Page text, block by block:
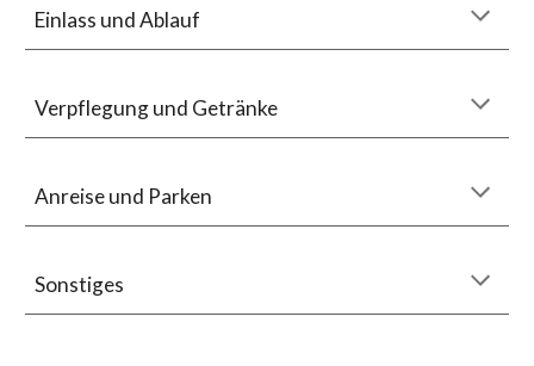
Einlass und Ablauf
Verpflegung und Getränke
Anreise und Parken
Sonstiges